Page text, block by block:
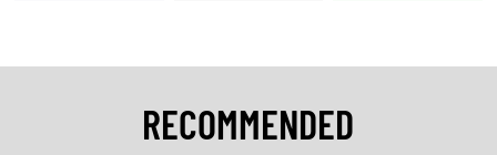
RECOMMENDED